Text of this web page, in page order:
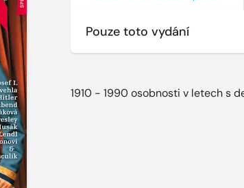
Pouze toto vydání
1910 - 1990 osobnosti v letech s